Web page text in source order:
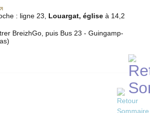
: ligne 23, Louargat, égliseà 14,2
BreizhGo, puis Bus 23 - Guingamp-